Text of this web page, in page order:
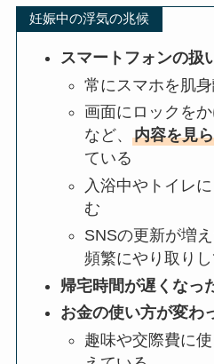
妊娠中の浮気の兆候
スマートフォンの扱
常にスマホを肌
画面にロックを
など、内容を見
ている
入浴中やトイレ
む
SNSの更新が増
頻繁にやり取り
帰宅時間が遅くなっ
お金の使い方が変わ
趣味や交際費に